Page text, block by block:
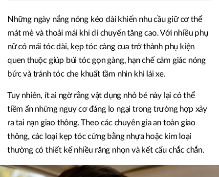
Những ngày nắng nóng kéo dài khiến nhu cầu giữ cơ thể
mát mẻ và thoải mái khi di chuyển tăng cao. Với nhiều phụ
nữ có mái tóc dài, kẹp tóc càng cua trở thành phụ kiện
quen thuộc giúp búi tóc gọn gàng, hạn chế cảm giác nóng
bức và tránh tóc che khuất tầm nhìn khi lái xe.
Tuy nhiên, ít ai ngờ rằng vật dụng nhỏ bé này lại có thể
tiềm ẩn những nguy cơ đáng lo ngại trong trường hợp xảy
ra tai nạn giao thông. Theo các chuyên gia an toàn giao
thông, các loại kẹp tóc cứng bằng nhựa hoặc kim loại
thường có thiết kế nhiều răng nhọn và kết cấu chắc chắn.